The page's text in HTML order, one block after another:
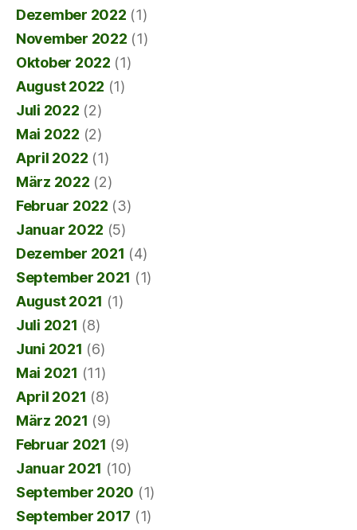
Dezember 2022 (1)
November 2022 (1)
Oktober 2022 (1)
August 2022 (1)
Juli 2022 (2)
Mai 2022 (2)
April 2022 (1)
März 2022 (2)
Februar 2022 (3)
Januar 2022 (5)
Dezember 2021 (4)
September 2021 (1)
August 2021 (1)
Juli 2021 (8)
Juni 2021 (6)
Mai 2021 (11)
April 2021 (8)
März 2021 (9)
Februar 2021 (9)
Januar 2021 (10)
September 2020 (1)
September 2017 (1)